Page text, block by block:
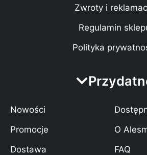
Zwroty i
Regulamin
Polityka
Nowości
Promocje
Dostawa
O
FAQ